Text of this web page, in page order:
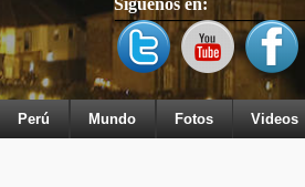
Síguenos en:
Perú Mundo Fotos Videos